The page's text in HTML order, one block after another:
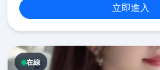
立即進入
在線